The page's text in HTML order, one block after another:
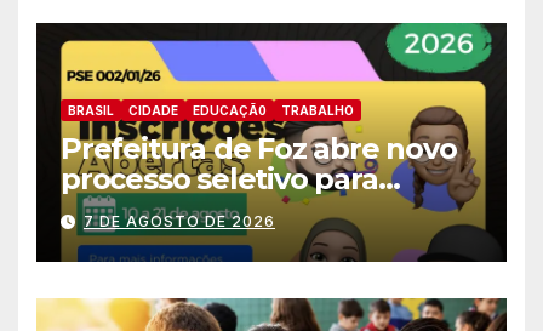
BRASIL CIDADE EDUCAÇÃ0 TRABALHO
Prefeitura de Foz abre novo
processo seletivo para
estagiários
7 DE AGOSTO DE 2026